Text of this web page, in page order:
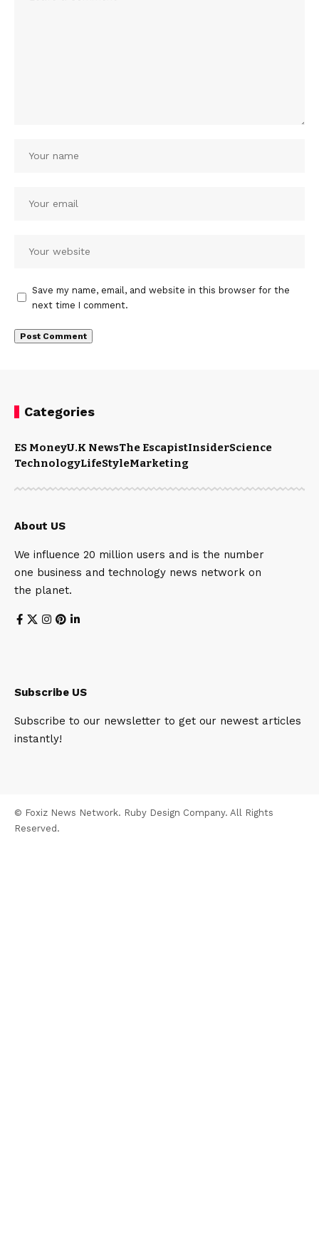
Save my name, email, and website in this browser for the
next time I comment.
Categories
ES MoneyU.K NewsThe EscapistInsiderScience
TechnologyLifeStyleMarketing
About US
We influence 20 million users and is the number
one business and technology news network on
the planet.
Subscribe US
Subscribe to our newsletter to get our newest articles
instantly!
© Foxiz News Network. Ruby Design Company. All Rights
Reserved.